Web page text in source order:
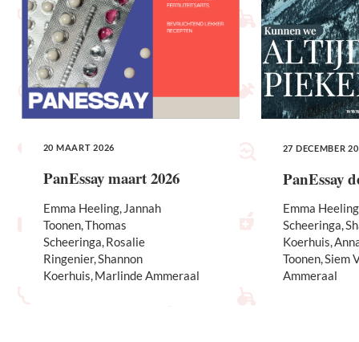
PanEssay maart 2026
20 MAART 2026
Emma Heeling Jannah
Toonen Thomas
Scheeringa Rosalie
Ringenier Shannon
Koerhuis Marlinde Ammeraal
PanEssay
27 DECEMBER
Emma Heeling
Scheeringa
Koerhuis
Toonen Siem
Ammeraal